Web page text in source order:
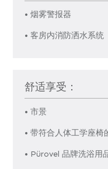
• 烟雾警报器
• 客房内消防洒水系统
舒适享受：
• 市景
• 带符合人体工学座椅
• Pürovel 品牌洗浴用